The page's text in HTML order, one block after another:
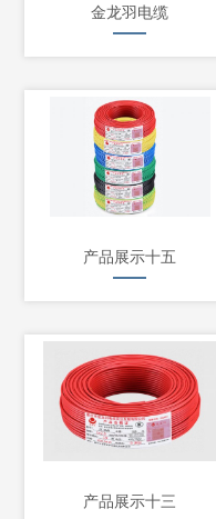
金龙羽电缆
产品展示十五
产品展示十三